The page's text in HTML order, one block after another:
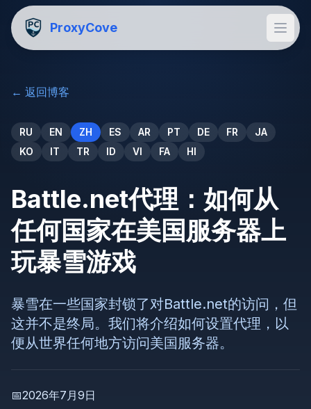
ProxyCove
← 返回博客
RU EN ZH ES AR PT DE FR
JA
KO
IT TR ID VI FA HI
Battle.net代理：如何从
任何国家在美国服务器上
玩暴雪游戏
暴雪在一些国家封锁了对Battle.net的访问，但
这并不是终局。我们将介绍如何设置代理，以
便从世界任何地方访问美国服务器。
📅2026年7月9日